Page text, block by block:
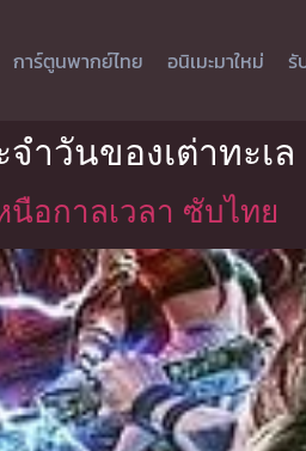
การ์ตูนพากย์ไทย อนิเมะมาใหม่ รั
ำวันของเต่าทะเล
นือกาลเวลา ซับไทย